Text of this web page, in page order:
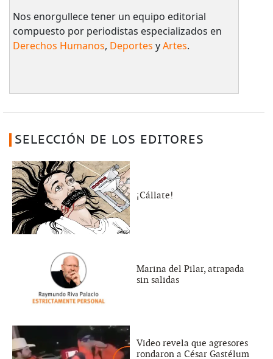
Nos enorgullece tener un equipo editorial
compuesto por periodistas especializados en
Derechos Humanos, Deportes yArtes.
SELECCIÓN DE LOS EDITORES
¡Cállate!
Marina del Pilar, atrapada
sin salidas
Video revela que agresores
rondaron a César Gastélum